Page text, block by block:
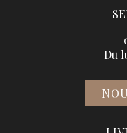
Du